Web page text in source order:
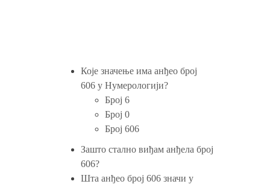
Које значење има анђео број
606 у Нумерологији?
Број 6
Број 0
Број 606
Зашто стално виђам анђела број
606?
Шта анђео број 606 значи у